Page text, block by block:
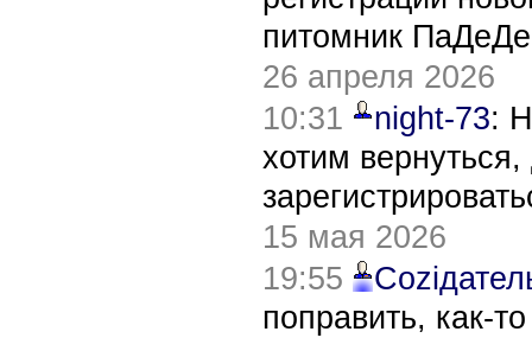
питомник
26 апреля 2026
10:31
night-73:
хотим
15 мая 2026
19:55
поправить, как-